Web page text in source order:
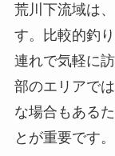
荒川下流域は
す。比較的釣
連れで気軽に
部のエリアで
な場合もある
とが重要です。